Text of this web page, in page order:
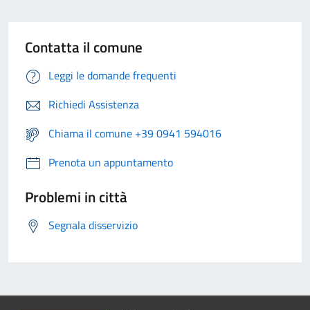
Contatta il comune
Leggi le domande frequenti
Richiedi Assistenza
Chiama il comune +39 0941 594016
Prenota un appuntamento
Problemi in città
Segnala disservizio